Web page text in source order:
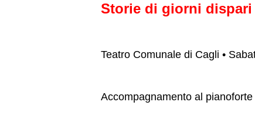
Storie di giorni dispari
Teatro Comunale di Cagli •
Accompagnamento al